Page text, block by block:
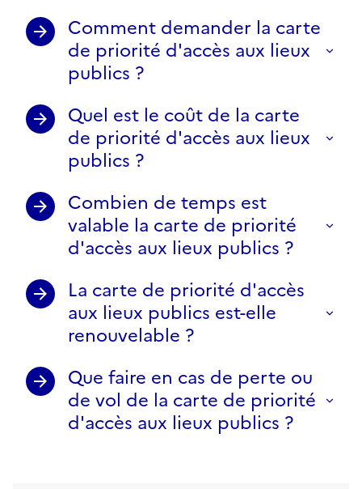
Comment demander la carte
de priorité d'accès aux lieux
publics ?
Quel est le coût de la carte
de priorité d'accès aux lieux
publics ?
Combien de temps est
valable la carte de priorité
d'accès aux lieux publics ?
La carte de priorité d'accès
aux lieux publics est-elle
renouvelable ?
Que faire en cas de perte ou
de vol de la carte de priorité
d'accès aux lieux publics ?